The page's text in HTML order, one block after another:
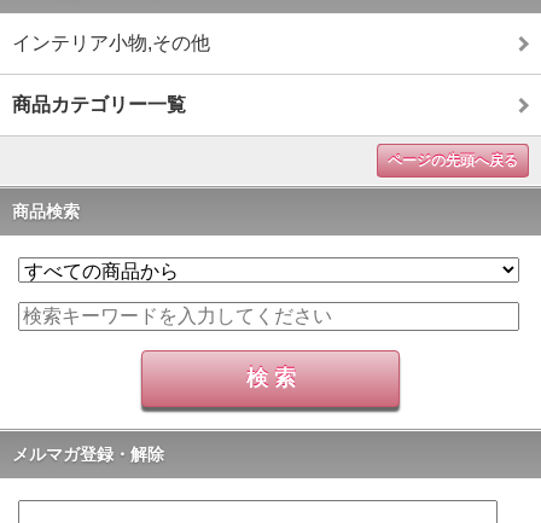
インテリア小物,その他
商品カテゴリー一覧
ページの先頭へ戻る
商品検索
メルマガ登録・解除